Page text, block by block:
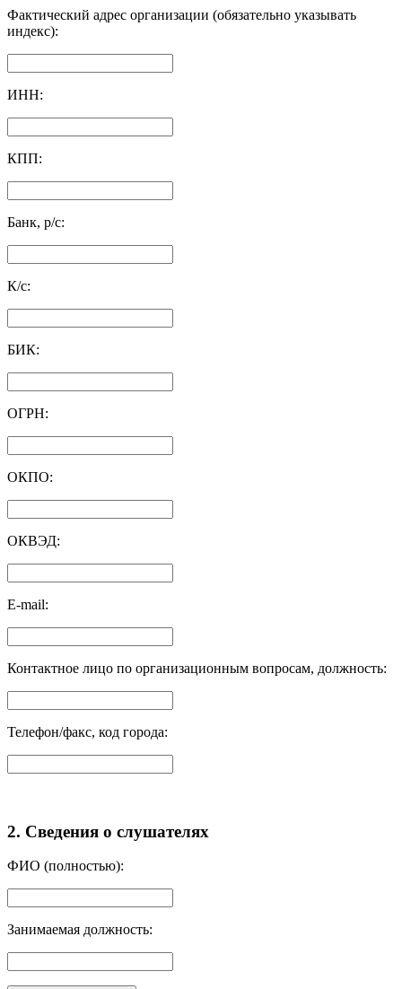
Фактический адрес организации (обязательно указывать
индекс):
ИНН:
КПП:
Банк, р/с:
К/с:
БИК:
ОГРН:
ОКПО:
ОКВЭД:
E-mail:
Контактное лицо по организационным вопросам, должность:
Телефон/факс, код города:
2. Сведения о слушателях
ФИО (полностью):
Занимаемая должность: